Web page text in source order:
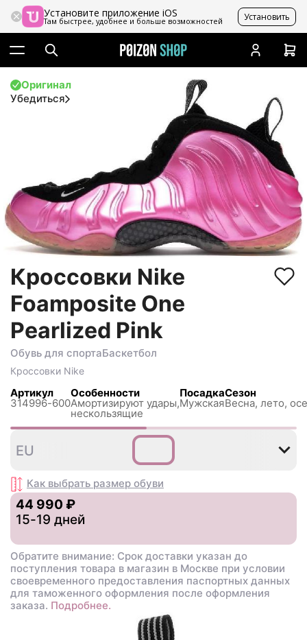
Установите приложение iOS
Там быстрее, удобнее и больше возможностей Установить
Оригинал
Убедиться
Кроссовки Nike
Foamposite One
Pearlized Pink
Обувь для спортаБаскетбол
Кроссовки Nike
Артикул
314996-600
Особенности
Амортизируют удары,
нескользящиe
Посадка
Мужская
Сезон
Весна, лето,
44,5
EU
Как выбрать размер обуви
44 990 ₽
15-19 дней
Обратите внимание: Срок доставки указан до
поступления товара в магазин в Москве при условии
своевременного предоставления паспортных данных
для таможенного оформления после оформления
заказа. Подробнее.